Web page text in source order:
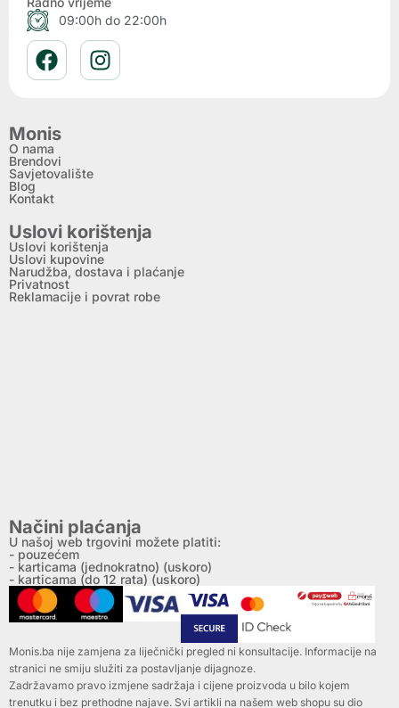
09:00h do 22:00h
Monis
O nama
Brendovi
Savjetovalište
Blog
Kontakt
Uslovi korištenja
Uslovi korištenja
Uslovi kupovine
Narudžba, dostava i plaćanje
Privatnost
Reklamacije i povrat robe
Načini plaćanja
U našoj web trgovini možete platiti:
- pouzećem
- karticama (jednokratno) (uskoro)
- karticama (do 12 rata) (uskoro)
Monis.ba nije zamjena za liječnički pregled ni konsultacije. Informacije na
stranici ne smiju služiti za postavljanje dijagnoze.
Zadržavamo pravo izmjene sadržaja i cijene proizvoda u bilo kojem
trenutku i bez prethodne najave. Svi artikli na našem web shopu su dio